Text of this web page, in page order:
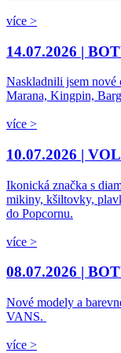
více >
14.07.2026 |
Naskladnili jsem
Marana, Kingpin,
více >
10.07.2026 |
Ikonická značka s
mikiny, kšiltovky,
do Popcornu.
více >
08.07.2026 |
Nové modely a
VANS.
více >